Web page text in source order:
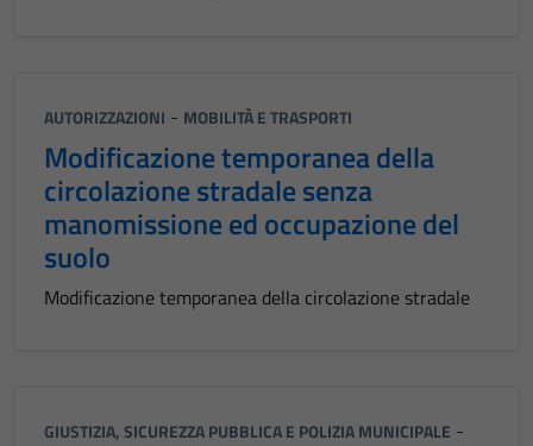
AUTORIZZAZIONI - MOBILITÀ E TRASPORTI
Modificazione temporanea della
circolazione stradale senza
manomissione ed occupazione del
suolo
Modificazione temporanea della circolazione stradale
GIUSTIZIA, SICUREZZA PUBBLICA E POLIZIA MUNICIPALE -